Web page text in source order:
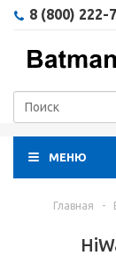
8 (800) 222-
МЕНЮ
Главная -